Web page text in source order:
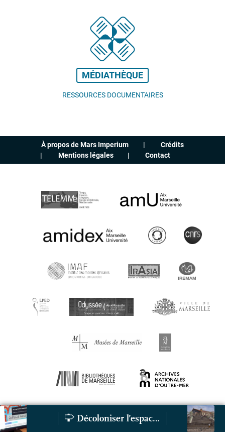
Décoloniser l’espace public et le patrimoine
Réappropriations numériques à Marseille : entre du
La voix des
MÉDIATHÈQUE
RESSOURCES DOCUMENTAIRES
À propos de Mars Imperium
Crédits
Mentions légales
Contact